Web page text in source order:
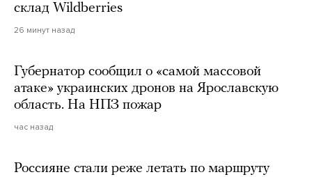
склад Wildberries
26 минут назад
Губернатор сообщил о «самой массовой
атаке» украинских дронов на Ярославскую
область. На НПЗ пожар
час назад
Россияне стали реже летать по маршруту